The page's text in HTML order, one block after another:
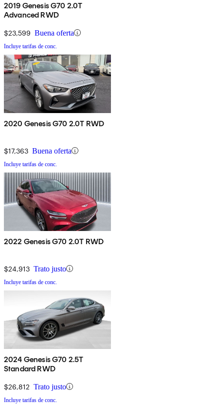
2019 Genesis G70 2.0T
Advanced RWD
$23,599 Buena oferta
Incluye tarifas de conc.
2020 Genesis G70 2.0T RWD
$17,363 Buena oferta
Incluye tarifas de conc.
2022 Genesis G70 2.0T RWD
$24,913 Trato justo
Incluye tarifas de conc.
2024 Genesis G70 2.5T
Standard RWD
$26,812 Trato justo
Incluye tarifas de conc.